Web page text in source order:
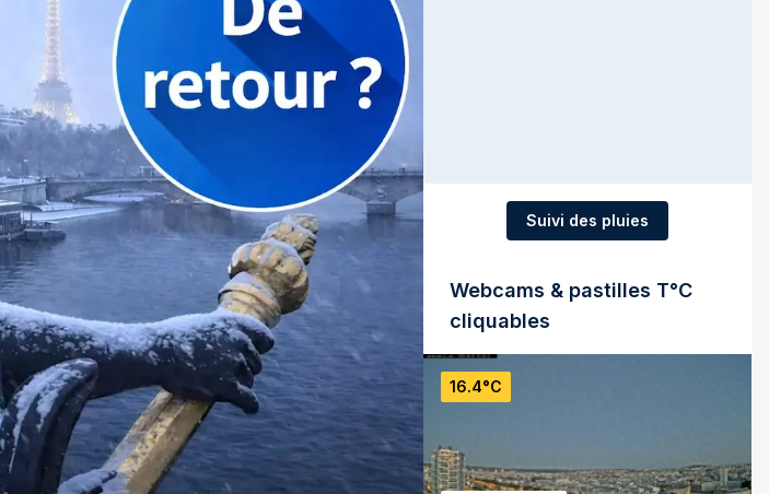
Suivi des pluies
Webcams & pastilles T°C
cliquables
16.4°C